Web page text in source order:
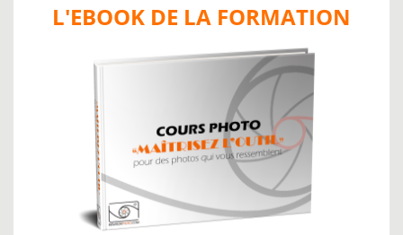
L'EBOOK DE LA FORMATION